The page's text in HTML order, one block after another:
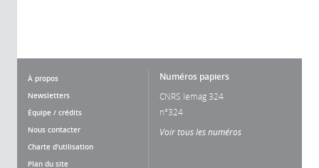
À propos
Newsletters
Équipe / crédits
Nous contacter
Charte d'utilisation
Plan du site
Numéros papiers
CNRS lemag 324
n°324
Voir tous les numéros